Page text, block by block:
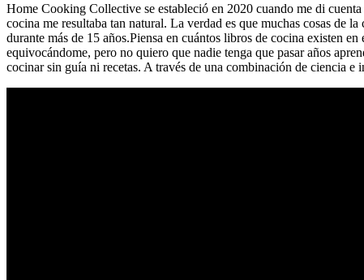
Home Cooking Collective se estableció en 2020 cuando me di
cocina me resultaba tan natural. La verdad es que muchas cosas de
durante más de 15 años.Piensa en cuántos libros de cocina existen
equivocándome, pero no quiero que nadie tenga que pasar años
cocinar sin guía ni recetas. A través de una combinación de ciencia